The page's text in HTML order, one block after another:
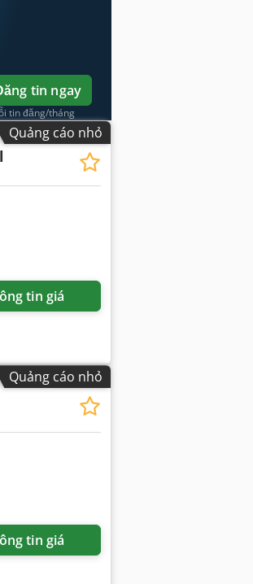
tin ngay
tin đăng/tháng
Quảng cáo nhỏ
tin giá
Quảng cáo nhỏ
tin giá